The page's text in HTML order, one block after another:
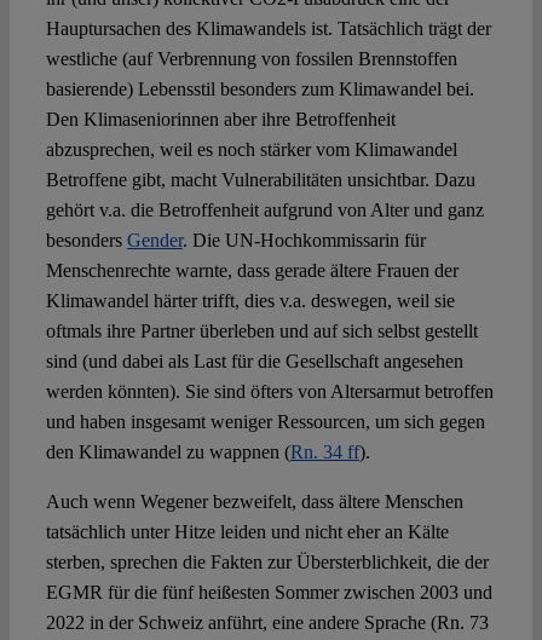
Hauptursachen des Klimawandels ist. Tatsächlich trägt der
westliche (auf Verbrennung von fossilen Brennstoffen
basierende) Lebensstil besonders zum Klimawandel bei.
Den Klimaseniorinnen aber ihre Betroffenheit
abzusprechen, weil es noch stärker vom Klimawandel
Betroffene gibt, macht Vulnerabilitäten unsichtbar. Dazu
gehört v.a. die Betroffenheit aufgrund von Alter und ganz
besonders Gender. Die UN-Hochkommissarin für
Menschenrechte warnte, dass gerade ältere Frauen der
Klimawandel härter trifft, dies v.a. deswegen, weil sie
oftmals ihre Partner überleben und auf sich selbst gestellt
sind (und dabei als Last für die Gesellschaft angesehen
werden könnten). Sie sind öfters von Altersarmut betroffen
und haben insgesamt weniger Ressourcen, um sich gegen
den Klimawandel zu wappnen (Rn. 34 ff).
Auch wenn Wegener bezweifelt, dass ältere Menschen
tatsächlich unter Hitze leiden und nicht eher an Kälte
sterben, sprechen die Fakten zur Übersterblichkeit, die der
EGMR für die fünf heißesten Sommer zwischen 2003 und
2022 in der Schweiz anführt, eine andere Sprache (Rn. 73